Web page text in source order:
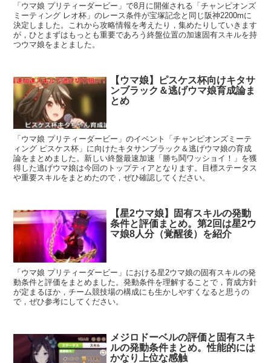
「ウマ娘 プリティーダービー」で8月に開催される「チャンピオンズ
ミーティング レオ杯」のレース条件が宝塚記念と同じ阪神2200mに
決定しました。これから攻略情報を考えたり，集めたりしていきます
が，ひとまずはもっとも重要であろう終盤位置の加速固有スキルを持
つウマ娘をまとました。
【ウマ娘】ピスケス杯向けキタサ
ンブラック＆逃げウマ娘育成論ま
とめ
「ウマ娘 プリティーダービー」のイベント「チャンピオンズミーテ
ィング ピスケス杯」に向けたキタサンブラック＆逃げウマ娘の育成
論をまとめました。新しい終盤最速加速「勝ち鬨ワッショイ！」を獲
得した逃げウマ娘は今回のトップティアとなります。目標ステータス
や重要スキルをまとめたので，ぜひ確認してください。
【星2ウマ娘】固有スキルの発動
条件と評価まとめ。第2回は星2ウ
マ娘8人分（覚醒後）を紹介
「ウマ娘 プリティーダービー」における星2ウマ娘の固有スキルの発
動条件と評価をまとめました。発動条件を理解することで，育成方針
が定まるほか，チーム競技場の構成にも生かしやすくなると思うの
で，ぜひ参考にしてください。
メジロドーベルの評価と固有スキ
ルの発動条件まとめ。性能的には
かなり上位な感触